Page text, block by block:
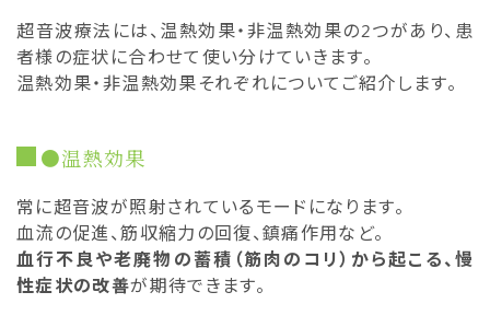
超音波療法には、温熱効果・非温熱効果の2つがあり、患
者様の症状に合わせて使い分けていきます。
温熱効果・非温熱効果それぞれについてご紹介します。
●温熱効果
常に超音波が照射されているモードになります。
血流の促進、筋収縮力の回復、鎮痛作用など。
血行不良や老廃物の蓄積（筋肉のコリ）から起こる、慢
性症状の改善が期待できます。